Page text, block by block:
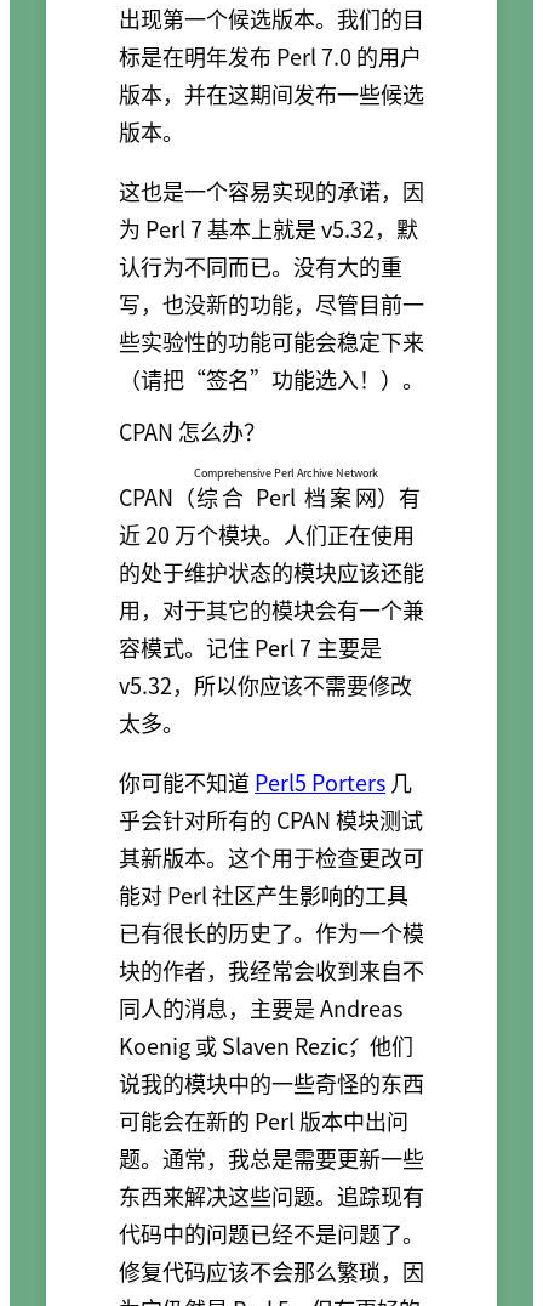
出现第一个候选版本。我们的目
标是在明年发布 Perl 7.0 的用户
版本，并在这期间发布一些候选
版本。
这也是一个容易实现的承诺，因
为 Perl 7 基本上就是 v5.32，默
认行为不同而已。没有大的重
写，也没新的功能，尽管目前一
些实验性的功能可能会稳定下来
（请把“签名”功能选入！）。
CPAN 怎么办？
CPAN（综合 Perl 档案网
Comprehensive Perl Archive Network
）有
近 20 万个模块。人们正在使用
的处于维护状态的模块应该还能
用，对于其它的模块会有一个兼
容模式。记住 Perl 7 主要是
v5.32，所以你应该不需要修改
太多。
你可能不知道 Perl5 Porters 几
乎会针对所有的 CPAN 模块测试
其新版本。这个用于检查更改可
能对 Perl 社区产生影响的工具
已有很长的历史了。作为一个模
块的作者，我经常会收到来自不
同人的消息，主要是 Andreas
Koenig 或 Slaven Rezić，他们
说我的模块中的一些奇怪的东西
可能会在新的 Perl 版本中出问
题。通常，我总是需要更新一些
东西来解决这些问题。追踪现有
代码中的问题已经不是问题了。
修复代码应该不会那么繁琐，因